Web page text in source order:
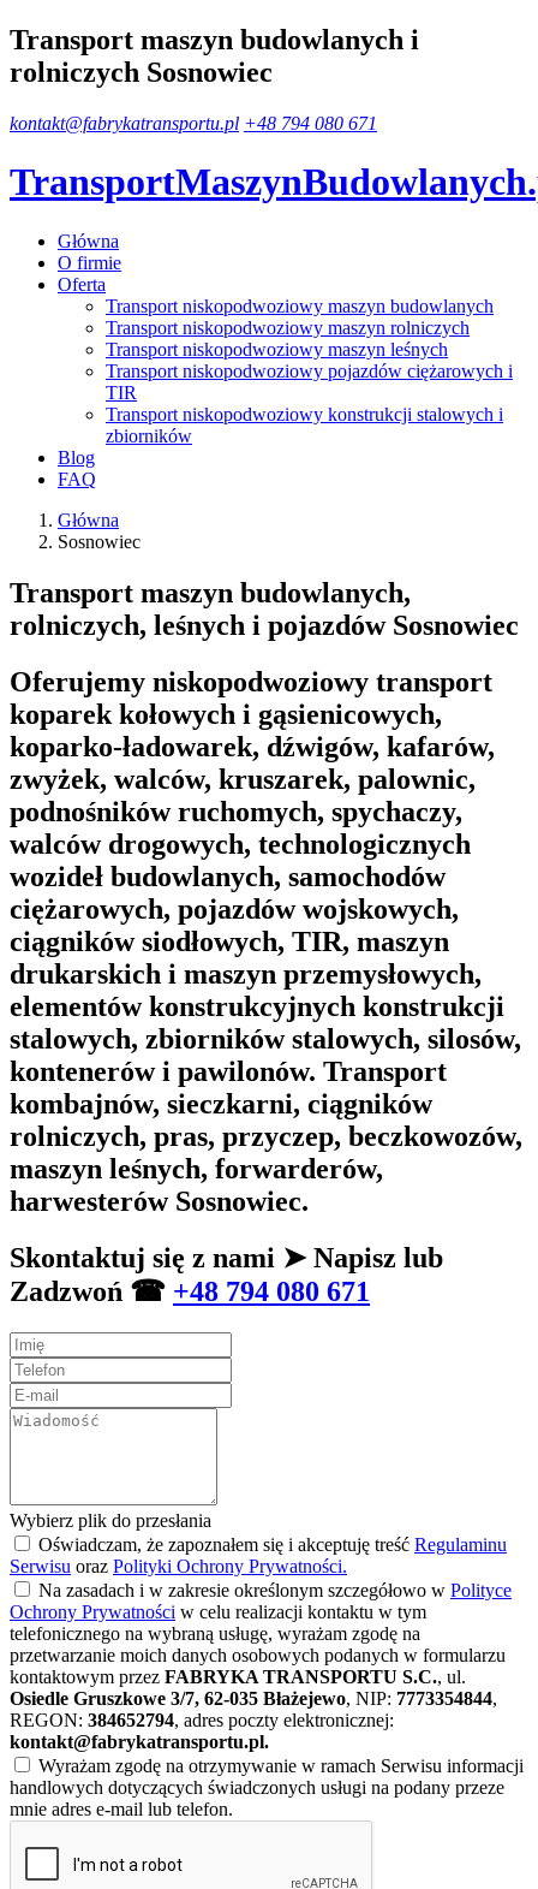
Transport maszyn budowlanych i
rolniczych Sosnowiec
kontakt@fabrykatransportu.pl +48 794 080 671
TransportMaszynBudowlanych
Główna
O firmie
Oferta
Transport niskopodwoziowy maszyn budowlanych
Transport niskopodwoziowy maszyn rolniczych
Transport niskopodwoziowy maszyn leśnych
Transport niskopodwoziowy pojazdów ciężarowych i
TIR
Transport niskopodwoziowy konstrukcji stalowych i
zbiorników
Blog
FAQ
Główna
Sosnowiec
Transport maszyn budowlanych,
rolniczych, leśnych i pojazdów Sosnowiec
Oferujemy niskopodwoziowy transport
koparek kołowych i gąsienicowych,
koparko-ładowarek, dźwigów, kafarów,
zwyżek, walców, kruszarek, palownic,
podnośników ruchomych, spychaczy,
walców drogowych, technologicznych
wozideł budowlanych, samochodów
ciężarowych, pojazdów wojskowych,
ciągników siodłowych, TIR, maszyn
drukarskich i maszyn przemysłowych,
elementów konstrukcyjnych konstrukcji
stalowych, zbiorników stalowych, silosów,
kontenerów i pawilonów. Transport
kombajnów, sieczkarni, ciągników
rolniczych, pras, przyczep, beczkowozów,
maszyn leśnych, forwarderów,
harwesterów Sosnowiec.
Skontaktuj się z nami ➤ Napisz lub
Zadzwoń ☎ +48 794 080 671
Wybierz plik do przesłania
Oświadczam, że zapoznałem się i akceptuję treść Regulaminu
Serwisu oraz Polityki Ochrony Prywatności.
Na zasadach i w zakresie określonym szczegółowo w Polityce
Ochrony Prywatności w celu realizacji kontaktu w tym
telefonicznego na wybraną usługę, wyrażam zgodę na
przetwarzanie moich danych osobowych podanych w formularzu
kontaktowym przez FABRYKA TRANSPORTU S.C., ul.
Osiedle Gruszkowe 3/7, 62-035 Błażejewo, NIP: 7773354844,
REGON: 384652794, adres poczty elektronicznej:
kontakt@fabrykatransportu.pl.
Wyrażam zgodę na otrzymywanie w ramach Serwisu informacji
handlowych dotyczących świadczonych usługi na podany przeze
mnie adres e-mail lub telefon.